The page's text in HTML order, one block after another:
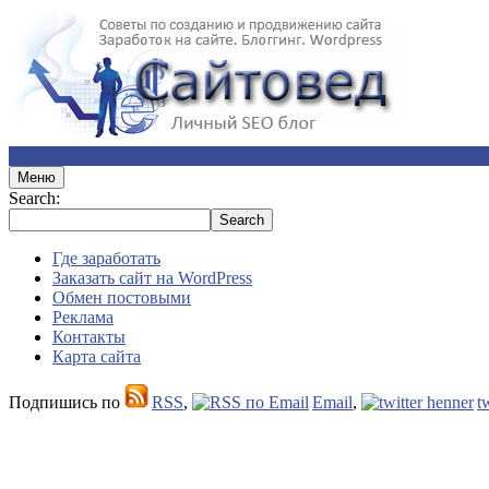
Меню
Search:
Где заработать
Заказать сайт на WordPress
Обмен постовыми
Реклама
Контакты
Карта сайта
Подпишись по RSS, Email,